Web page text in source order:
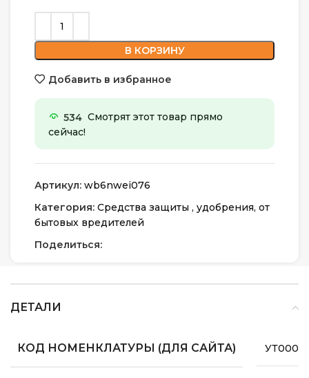
В КОРЗИНУ
Добавить в избранное
534 Смотрят этот товар прямо
сейчас!
Артикул: wb6nwei076
Категория: Средства защиты , удобрения, от
бытовых вредителей
Поделиться:
ДЕТАЛИ
КОД НОМЕНКЛАТУРЫ (ДЛЯ САЙТА)